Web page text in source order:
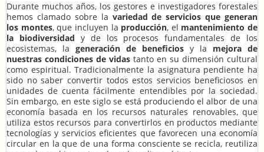
Durante muchos años, los gestores e investigadores forestales
hemos clamado sobre la variedad de servicios que generan
los montes, que incluyen la producción, el mantenimiento de
la biodiversidad y de los procesos fundamentales de los
ecosistemas, la generación de beneficios y la mejora de
nuestras condiciones de vidas tanto en su dimensión cultural
como espiritual. Tradicionalmente la asignatura pendiente ha
sido no saber convertir todos estos servicios beneficiosos en
unidades de cuenta fácilmente entendibles por la sociedad.
Sin embargo, en este siglo se está produciendo el albor de una
economía basada en los recursos naturales renovables, que
utiliza estos recursos para convertirlos en productos mediante
tecnologías y servicios eficientes que favorecen una economía
circular en la que de una forma consciente se recicla, reutiliza